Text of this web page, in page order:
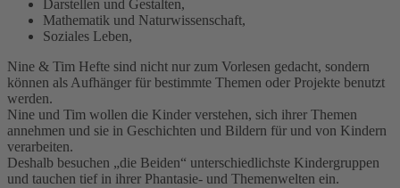
Darstellen und Gestalten,
Mathematik und Naturwissenschaft,
Soziales Leben,
Nine & Tim Hefte sind nicht nur zum Vorlesen gedacht, sondern
können als Aufhänger für bestimmte Themen oder Projekte benutzt
werden.
Nine und Tim wollen die Kinder verstehen, sich ihrer Themen
annehmen und sie in Geschichten und Bildern für und von Kindern
verarbeiten.
Deshalb besuchen „die Beiden“ unterschiedlichste Kindergruppen
und tauchen tief in ihrer Phantasie- und Themenwelten ein.